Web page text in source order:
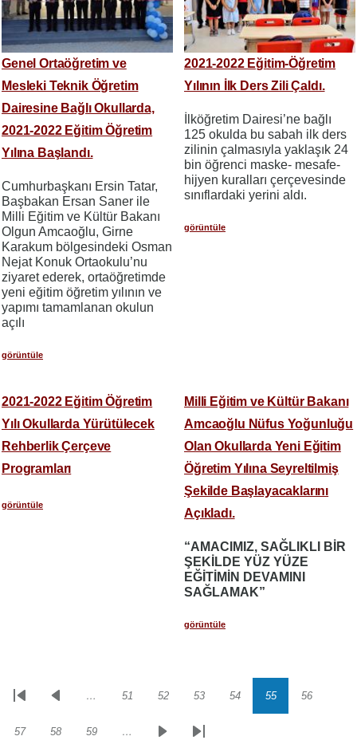
Genel Ortaöğretim ve
Mesleki Teknik Öğretim
Dairesine Bağlı Okullarda,
2021-2022 Eğitim Öğretim
Yılına Başlandı.
Cumhurbaşkanı Ersin Tatar,
Başbakan Ersan Saner ile
Milli Eğitim ve Kültür Bakanı
Olgun Amcaoğlu, Girne
Karakum bölgesindeki Osman
Nejat Konuk Ortaokulu’nu
ziyaret ederek, ortaöğretimde
yeni eğitim öğretim yılının ve
yapımı tamamlanan okulun
açılı
görüntüle
2021-2022 Eğitim-Öğretim
Yılının İlk Ders Zili Çaldı.
İlköğretim Dairesi’ne bağlı
125 okulda bu sabah ilk ders
zilinin çalmasıyla yaklaşık 24
bin öğrenci maske- mesafe-
hijyen kuralları çerçevesinde
sınıflardaki yerini aldı.
görüntüle
2021-2022 Eğitim Öğretim
Yılı Okullarda Yürütülecek
Rehberlik Çerçeve
Programları
görüntüle
Milli Eğitim ve Kültür Bakanı
Amcaoğlu Nüfus Yoğunluğu
Olan Okullarda Yeni Eğitim
Öğretim Yılına Seyreltilmiş
Şekilde Başlayacaklarını
Açıkladı.
“AMACIMIZ, SAĞLIKLI BİR
ŞEKİLDE YÜZ YÜZE
EĞİTİMİN DEVAMINI
SAĞLAMAK”
görüntüle
Sayfalama
İlk
Önceki… Sayfa
51 Sayfa
52 Sayfa
53 Sayfa
54 Sayfa
55 Sayfa
56
Sayfa
57 Sayfa
58 Sayfa
59 …
SonrakiSon